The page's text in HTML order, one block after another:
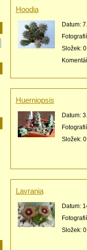
Hoodia
Datum:
Složek: 0
Huerniopsis
Datum:
Složek: 0
Lavrania
Datum:
Složek: 0